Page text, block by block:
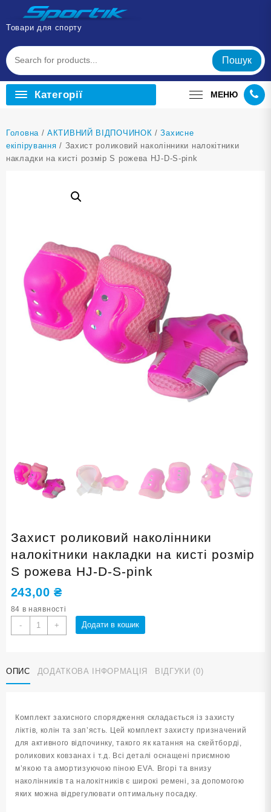
Перейти
вмісту
Товари для спорту
Пошук
Категорії МЕНЮ
Головна /АКТИВНИЙ ВІДПОЧИНОК /Захисне
екіпірування / Захист роликовий наколінники налокітники
накладки на кисті розмір S рожева HJ-D-S-pink
Захист роликовий наколінники
налокітники накладки на кисті розмір
S рожева HJ-D-S-pink
243,00₴
84 в наявності
-
Захист
роликовий
накладки
на
рожева
+ Додати в кошик
ОПИС ДОДАТКОВА ІНФОРМАЦІЯ ВІДГУКИ (0)
Комплект захисного спорядження складається із захисту
ліктів, колін та зап’ясть. Цей комплект захисту призначений
для активного відпочинку, такого як катання на скейтборді,
роликових ковзанах і т.д. Всі деталі оснащені приємною
м’якою та амортизуючою піною EVA. Вгорі та внизу
наколінників та налокітників є широкі ремені, за допомогою
яких можна відрегулювати оптимальну посадку.